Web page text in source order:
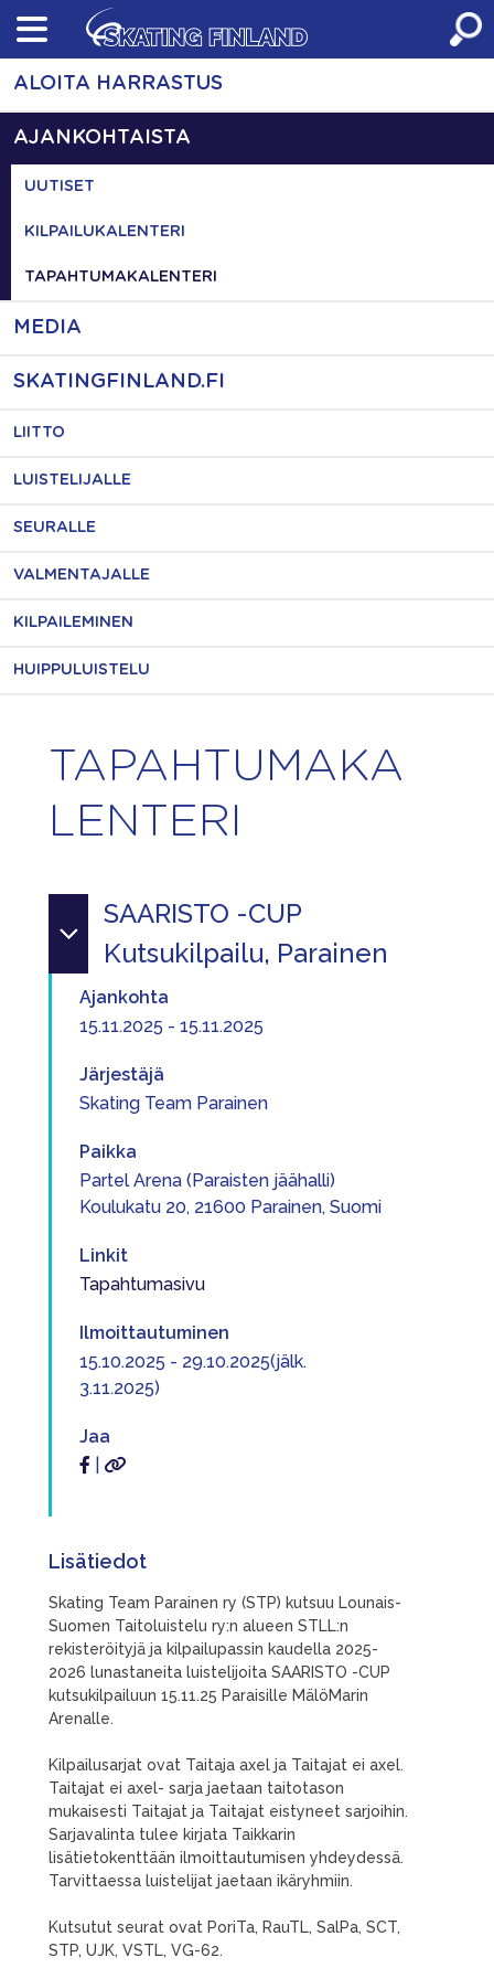
Skip
content
ALOITA HARRASTUS
AJANKOHTAISTA
UUTISET
KILPAILUKALENTERI
TAPAHTUMAKALENTERI
MEDIA
SKATINGFINLAND.FI
LIITTO
LUISTELIJALLE
SEURALLE
VALMENTAJALLE
KILPAILEMINEN
HUIPPULUISTELU
TAPAHTUMAKA
LENTERI
SAARISTO -CUP
Kutsukilpailu, Parainen
Ajankohta
15.11.2025 - 15.11.2025
Järjestäjä
Skating Team Parainen
Paikka
Partel Arena (Paraisten jäähalli)
Koulukatu 20, 21600 Parainen, Suomi
Linkit
Tapahtumasivu
Ilmoittautuminen
15.10.2025 - 29.10.2025(jälk.
3.11.2025)
Jaa
Lisätiedot
Skating Team Parainen ry (STP) kutsuu Lounais-
Suomen Taitoluistelu ry:n alueen STLL:n
rekisteröityjä ja kilpailupassin kaudella 2025-
2026 lunastaneita luistelijoita SAARISTO -CUP
kutsukilpailuun 15.11.25 Paraisille MälöMarin
Arenalle.
Kilpailusarjat ovat Taitaja axel ja Taitajat ei axel.
Taitajat ei axel- sarja jaetaan taitotason
mukaisesti Taitajat ja Taitajat eistyneet sarjoihin.
Sarjavalinta tulee kirjata Taikkarin
lisätietokenttään ilmoittautumisen yhdeydessä.
Tarvittaessa luistelijat jaetaan ikäryhmiin.
Kutsutut seurat ovat PoriTa, RauTL, SalPa, SCT,
STP, UJK, VSTL, VG-62.